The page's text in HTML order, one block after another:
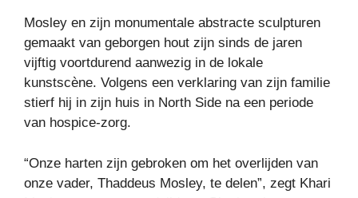
Mosley en zijn monumentale abstracte sculpturen
gemaakt van geborgen hout zijn sinds de jaren
vijftig voortdurend aanwezig in de lokale
kunstscène. Volgens een verklaring van zijn familie
stierf hij in zijn huis in North Side na een periode
van hospice-zorg.
“Onze harten zijn gebroken om het overlijden van
onze vader, Thaddeus Mosley, te delen”, zegt Khari